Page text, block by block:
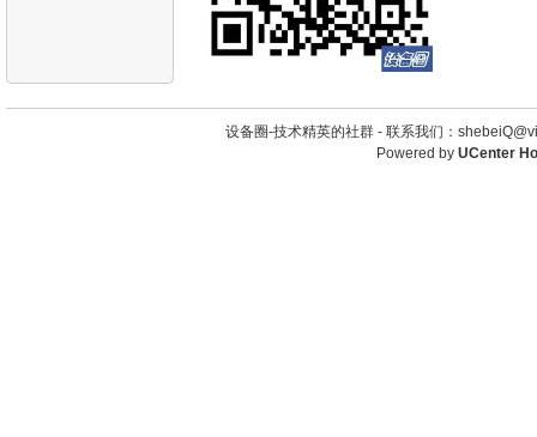
设备圈-技术精英的社群 - 联系我们：
Powered by UCenter